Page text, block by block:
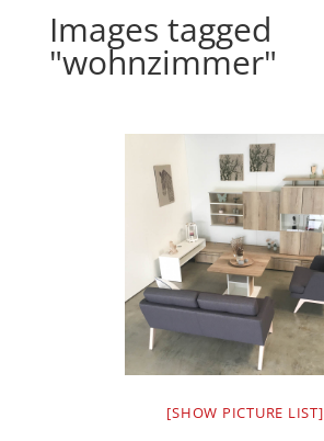
Images tagged
"wohnzimmer"
[SHOW PICTURE LIST]